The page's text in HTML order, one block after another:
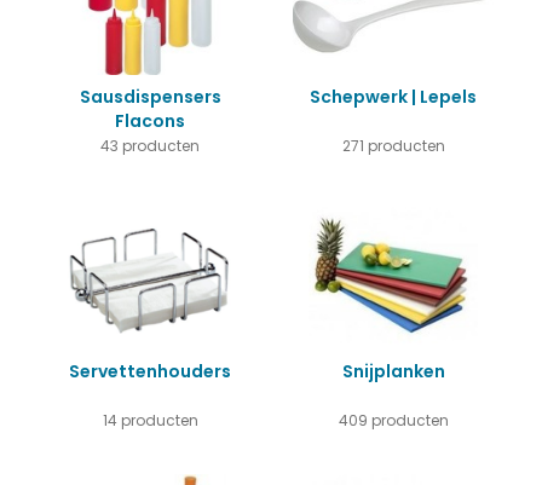
Sausdispensers
Flacons
43 producten
Schepwerk | Lepels
271 producten
Servettenhouders
14 producten
Snijplanken
409 producten